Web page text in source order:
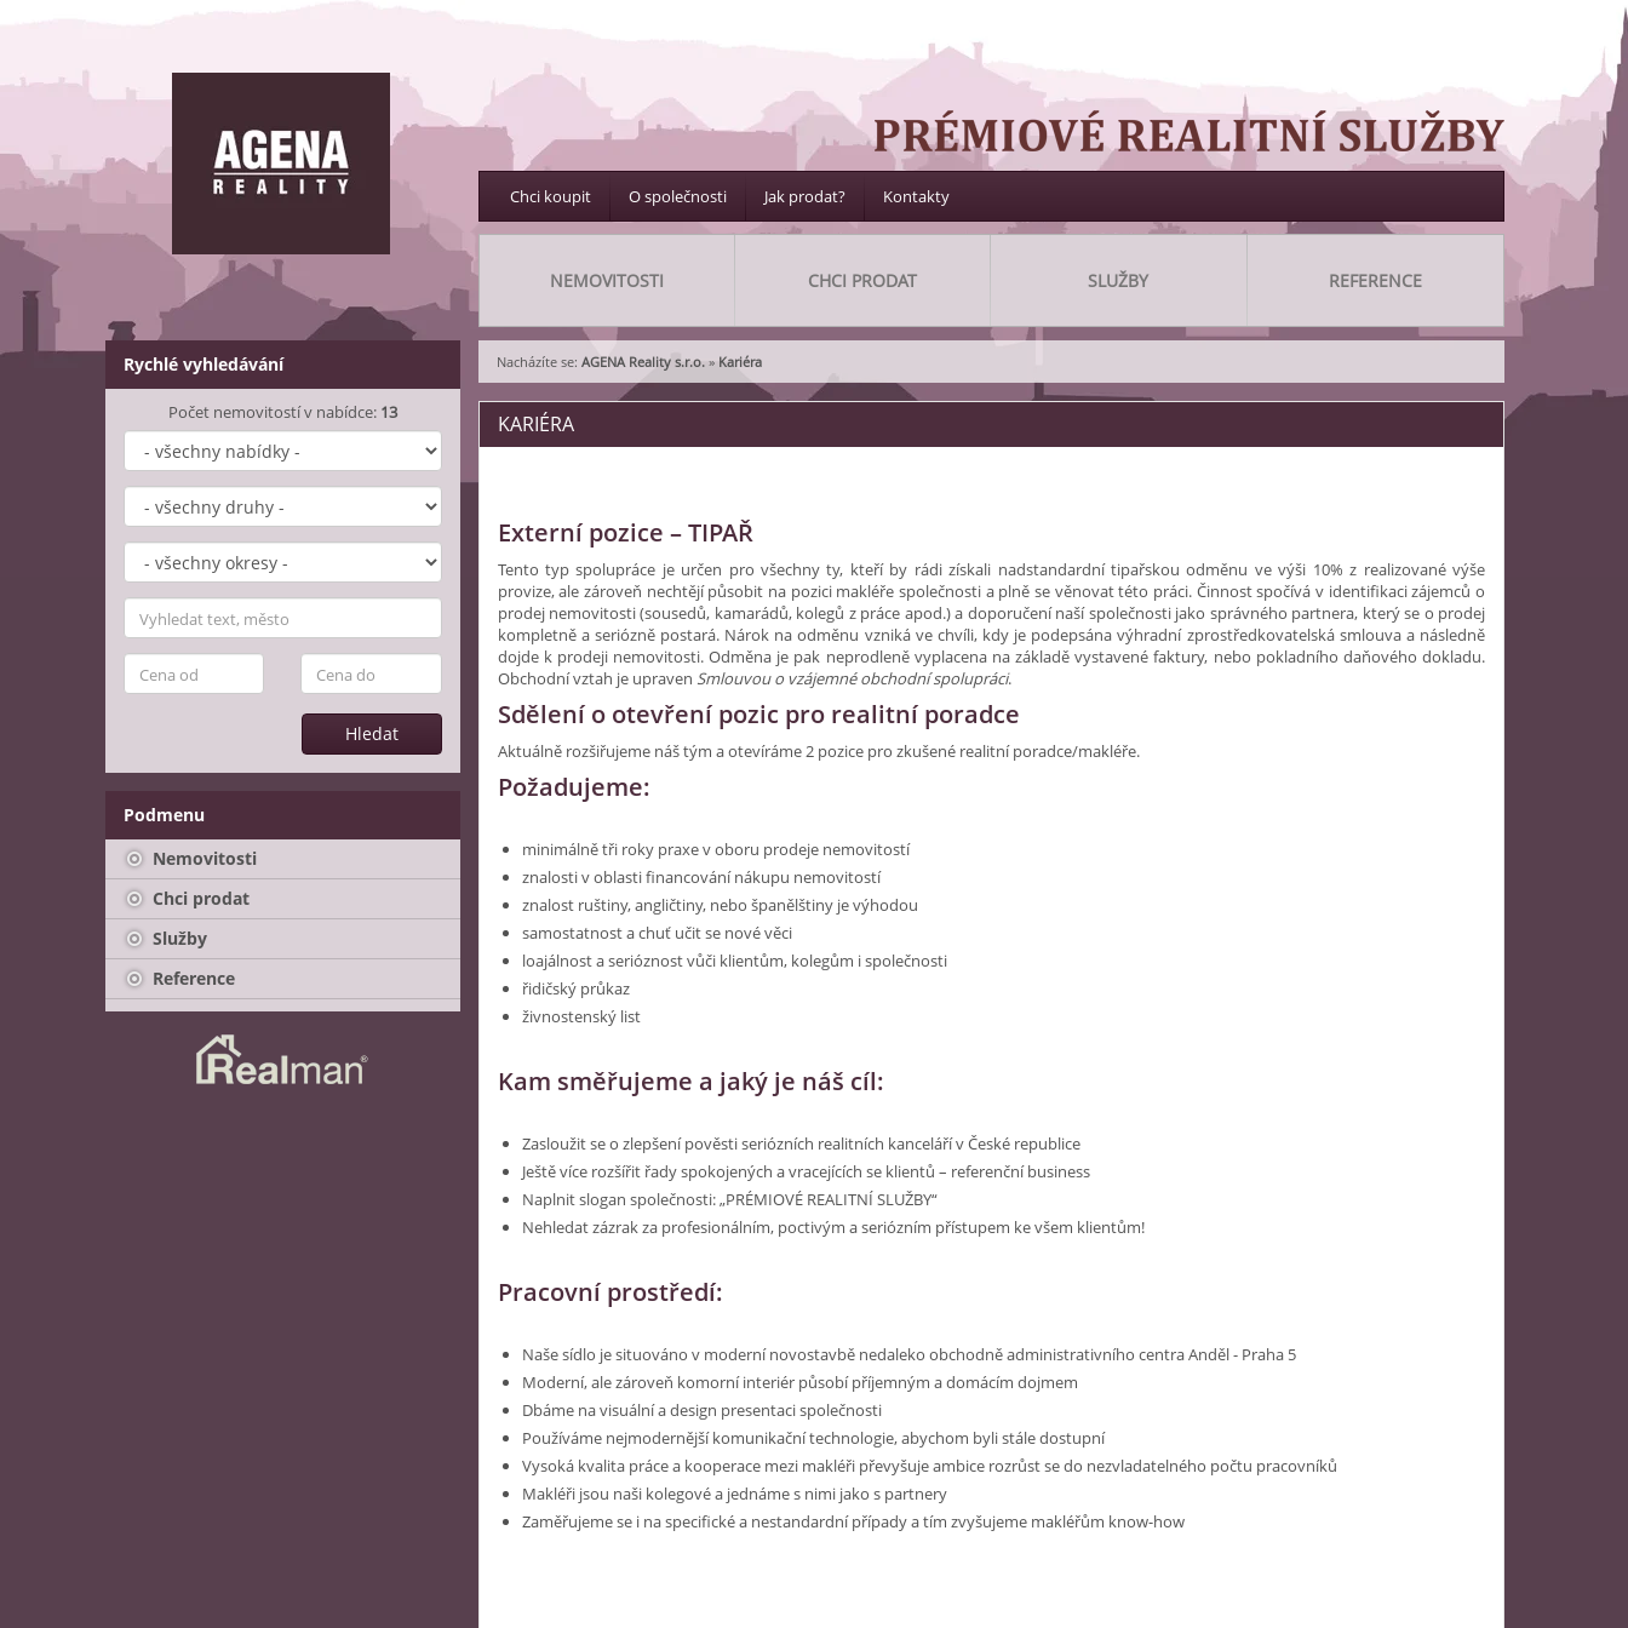
Chci koupit O společnosti Jak prodat? Kontakty
NEMOVITOSTI CHCI PRODAT SLUŽBY REFERENCE
Rychlé vyhledávání
Počet nemovitostí v nabídce: 13
Hledat
Podmenu
Nemovitosti
Chci prodat
Služby
Reference
Nacházíte se: AGENA Reality s.r.o. » Kariéra
KARIÉRA
Externí pozice – TIPAŘ
Tento typ spolupráce je určen pro všechny ty, kteří by rádi získali nadstandardní tipařskou odměnu ve výši 10% z realizované výše
provize, ale zároveň nechtějí působit na pozici makléře společnosti a plně se věnovat této práci. Činnost spočívá v identifikaci zájemců o
prodej nemovitosti (sousedů, kamarádů, kolegů z práce apod.) a doporučení naší společnosti jako správného partnera, který se o prodej
kompletně a seriózně postará. Nárok na odměnu vzniká ve chvíli, kdy je podepsána výhradní zprostředkovatelská smlouva a následně
dojde k prodeji nemovitosti. Odměna je pak neprodleně vyplacena na základě vystavené faktury, nebo pokladního daňového dokladu.
Obchodní vztah je upraven Smlouvou o vzájemné obchodní spolupráci.
Sdělení o otevření pozic pro realitní poradce
Aktuálně rozšiřujeme náš tým a otevíráme 2 pozice pro zkušené realitní poradce/makléře.
Požadujeme:
minimálně tři roky praxe v oboru prodeje nemovitostí
znalosti v oblasti financování nákupu nemovitostí
znalost ruštiny, angličtiny, nebo španělštiny je výhodou
samostatnost a chuť učit se nové věci
loajálnost a serióznost vůči klientům, kolegům i společnosti
řidičský průkaz
živnostenský list
Kam směřujeme a jaký je náš cíl:
Zasloužit se o zlepšení pověsti seriózních realitních kanceláří v České republice
Ještě více rozšířit řady spokojených a vracejících se klientů – referenční business
Naplnit slogan společnosti: „PRÉMIOVÉ REALITNÍ SLUŽBY“
Nehledat zázrak za profesionálním, poctivým a seriózním přístupem ke všem klientům!
Pracovní prostředí:
Naše sídlo je situováno v moderní novostavbě nedaleko obchodně administrativního centra Anděl - Praha 5
Moderní, ale zároveň komorní interiér působí příjemným a domácím dojmem
Dbáme na visuální a design presentaci společnosti
Používáme nejmodernější komunikační technologie, abychom byli stále dostupní
Vysoká kvalita práce a kooperace mezi makléři převyšuje ambice rozrůst se do nezvladatelného počtu pracovníků
Makléři jsou naši kolegové a jednáme s nimi jako s partnery
Zaměřujeme se i na specifické a nestandardní případy a tím zvyšujeme makléřům know-how